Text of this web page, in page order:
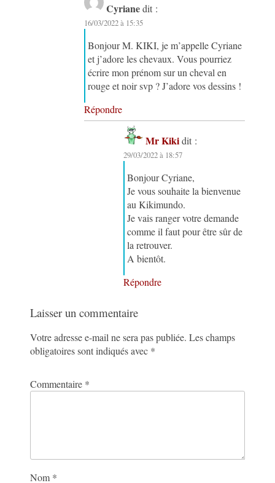
Cyriane dit :
16/03/2022 à 15:35
Bonjour M. KIKI, je m’appelle Cyriane
et j’adore les chevaux. Vous pourriez
écrire mon prénom sur un cheval en
rouge et noir svp ? J’adore vos dessins !
Répondre
Mr Kiki dit :
29/03/2022 à 18:57
Bonjour Cyriane,
Je vous souhaite la bienvenue
au Kikimundo.
Je vais ranger votre demande
comme il faut pour être sûr de
la retrouver.
A bientôt.
Répondre
Laisser un commentaire
Votre adresse e-mail ne sera pas publiée. Les champs
obligatoires sont indiqués avec *
Commentaire *
Nom *